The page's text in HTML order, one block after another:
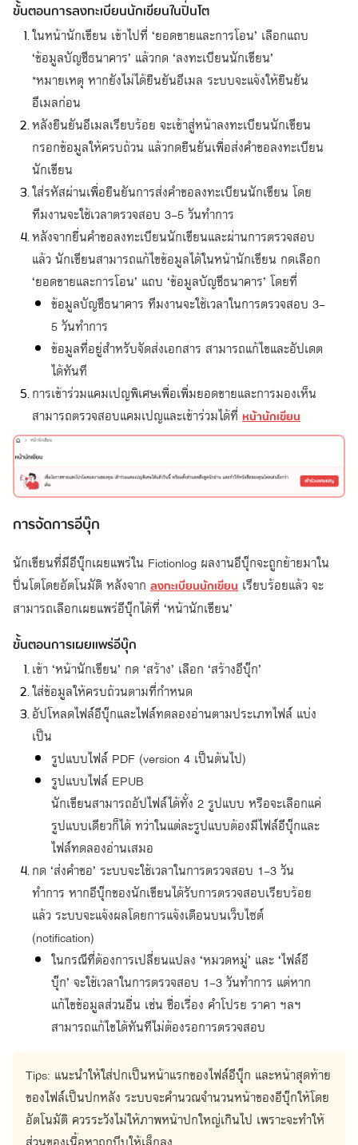
ขั้นตอนการลงทะเบียนนักเขียนในปิ่นโต
ในหน้านักเขียน เข้าไปที่ ‘ยอดขายและการโอน’ เลือกแถบ
‘ข้อมูลบัญชีธนาคาร’ แล้วกด ‘ลงทะเบียนนักเขียน’
*หมายเหตุ หากยังไม่ได้ยืนยันอีเมล ระบบจะแจ้งให้ยืนยัน
อีเมลก่อน
หลังยืนยันอีเมลเรียบร้อย จะเข้าสู่หน้าลงทะเบียนนักเขียน
กรอกข้อมูลให้ครบถ้วน แล้วกดยืนยันเพื่อส่งคำขอลงทะเบียน
นักเขียน
ใส่รหัสผ่านเพื่อยืนยันการส่งคำขอลงทะเบียนนักเขียน โดย
ทีมงานจะใช้เวลาตรวจสอบ 3-5 วันทำการ
หลังจากยื่นคำขอลงทะเบียนนักเขียนและผ่านการตรวจสอบ
แล้ว นักเขียนสามารถแก้ไขข้อมูลได้ในหน้านักเขียน กดเลือก
‘ยอดขายและการโอน’ แถบ ‘ข้อมูลบัญชีธนาคาร’ โดยที่
ข้อมูลบัญชีธนาคาร ทีมงานจะใช้เวลาในการตรวจสอบ 3-
5 วันทำการ
ข้อมูลที่อยู่สำหรับจัดส่งเอกสาร สามารถแก้ไขและอัปเดต
ได้ทันที
การเข้าร่วมแคมเปญพิเศษเพื่อเพิ่มยอดขายและการมองเห็น
สามารถตรวจสอบแคมเปญและเข้าร่วมได้ที่ หน้านักเขียน
การจัดการอีบุ๊ก
นักเขียนที่มีอีบุ๊กเผยแพร่ใน Fictionlog ผลงานอีบุ๊กจะถูกย้ายมาใน
ปิ่นโตโดยอัตโนมัติ หลังจาก ลงทะเบียนนักเขียน เรียบร้อยแล้ว จะ
สามารถเลือกเผยแพร่อีบุ๊กได้ที่ ‘หน้านักเขียน’
ขั้นตอนการเผยแพร่อีบุ๊ก
เข้า ‘หน้านักเขียน’ กด ‘สร้าง’ เลือก ‘สร้างอีบุ๊ก’
ใส่ข้อมูลให้ครบถ้วนตามที่กำหนด
อัปโหลดไฟล์อีบุ๊กและไฟล์ทดลองอ่านตามประเภทไฟล์ แบ่ง
เป็น
รูปแบบไฟล์ PDF (version 4 เป็นต้นไป)
รูปแบบไฟล์ EPUB
นักเขียนสามารถอัปไฟล์ได้ทั้ง 2 รูปแบบ หรือจะเลือกแค่
รูปแบบเดียวก็ได้ ทว่าในแต่ละรูปแบบต้องมีไฟล์อีบุ๊กและ
ไฟล์ทดลองอ่านเสมอ
กด ‘ส่งคำขอ’ ระบบจะใช้เวลาในการตรวจสอบ 1-3 วัน
ทำการ หากอีบุ๊กของนักเขียนได้รับการตรวจสอบเรียบร้อย
แล้ว ระบบจะแจ้งผลโดยการแจ้งเตือนบนเว็บไซต์
(notification)
ในกรณีที่ต้องการเปลี่ยนแปลง ‘หมวดหมู่’ และ ‘ไฟล์อี
บุ๊ก’ จะใช้เวลาในการตรวจสอบ 1-3 วันทำการ แต่หาก
แก้ไขข้อมูลส่วนอื่น เช่น ชื่อเรื่อง คำโปรย ราคา ฯลฯ
สามารถแก้ไขได้ทันทีไม่ต้องรอการตรวจสอบ
Tips: แนะนำให้ใส่ปกเป็นหน้าแรกของไฟล์อีบุ๊ก และหน้าสุดท้าย
ของไฟล์เป็นปกหลัง ระบบจะคำนวณจำนวนหน้าของอีบุ๊กให้โดย
อัตโนมัติ ควรระวังไม่ให้ภาพหน้าปกใหญ่เกินไป เพราะจะทำให้